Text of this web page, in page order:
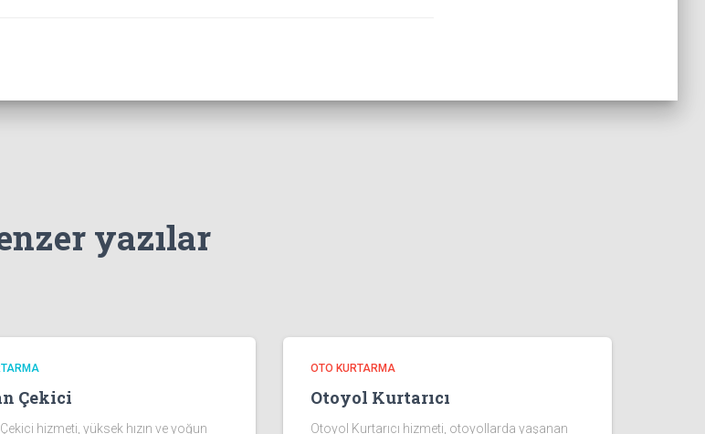
yazılar
Çekici
hizmeti, yüksek hızın ve yoğun
OTO KURTARMA
Otoyol Kurtarıcı
Otoyol Kurtarıcı hizmeti, otoyollarda yaşanan